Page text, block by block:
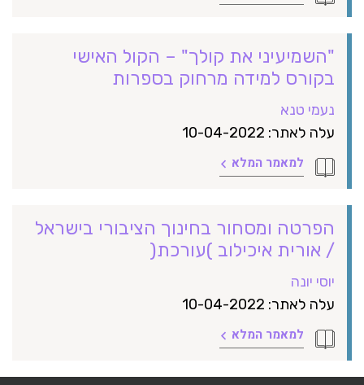
"השמיעיני את קולך" – הקול האישי
בקורס למידה מרחוק בספרות
נעמי טנא
עלה לאתר: 10-04-2022
למאמר המלא
הפרטה ומסחור בחינוך הציבורי בישראל
/ אורית איכילוב )עורכת(
יוסי יונה
עלה לאתר: 10-04-2022
למאמר המלא